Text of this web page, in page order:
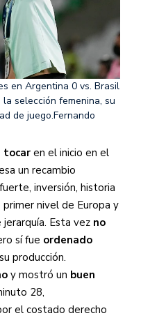
en Argentina 0 vs. Brasil
selección femenina, su
de juego.Fernando
tocaren el inicio en el
un recambio
inversión, historia
nivel de Europa y
Esta vez no
sí fue ordenado
producción.
y mostró un buen
28,
el costado derecho